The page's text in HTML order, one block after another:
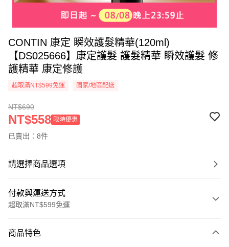
CONTIN 康定 瞬效護髮精華(120ml)
【DS025666】康定護髮 護髮精華 瞬效護髮 修
護精華 康定修護
超取滿NT$599免運 國家/地區配送
NT$690
NT$558 限時優惠
已賣出：8件
請選擇商品選項
付款與運送方式
超取滿NT$599免運
信用卡一次付款
商品特色